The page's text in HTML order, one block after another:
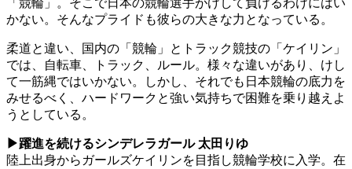
「競輪」。そこで日本の競輪選手がけして負けるわけにはい
かない。そんなプライドも彼らの大きな力となっている。
柔道と違い、国内の「競輪」とトラック競技の「ケイリン」
では、自転車、トラック、ルール。様々な違いがあり、けし
て一筋縄ではいかない。しかし、それでも日本競輪の底力を
みせるべく、ハードワークと強い気持ちで困難を乗り越えよ
うとしている。
▶躍進を続けるシンデレラガール 太田りゆ
陸上出身からガールズケイリンを目指し競輪学校に入学。在